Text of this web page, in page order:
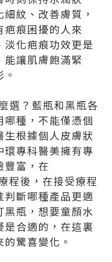
紋、改善膚質，
痕困擾的人來
化疤痕功效更是
讓肌膚飽滿緊
選？藍瓶和黑瓶各
種，不能僅憑個
根據個人皮膚狀
專科醫美擁有專
豐富，在
後，在接受療程
判斷哪種產品更適
瓶，想要童顏水
合適的，在這裏
驚喜變化。